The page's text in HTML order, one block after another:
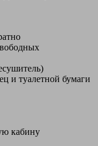
и туалетной бумаги
кабину